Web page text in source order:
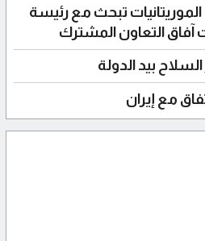
تبحث مع رئيسة
آفاق التعاون المشترك
بيد الدولة